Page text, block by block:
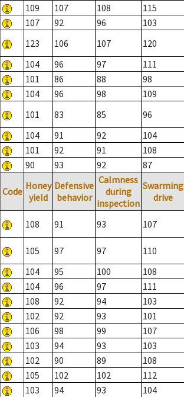
109 107 108 115
107 92 96 103
123 106 107 120
104 96 97 111
101 86 88 98
104 96 98 109
101 83 85 96
104 91 92 104
101 92 91 108
90 93 92 87
Code Honey
yield
Defensive
behavior
Calmness
during
inspection
Swarming
drive
108 91 93 107
105 97 97 110
104 95 100 108
104 96 97 111
108 92 94 103
102 92 93 101
106 98 99 107
103 94 93 103
102 90 89 108
105 102 102 112
103 94 93 104